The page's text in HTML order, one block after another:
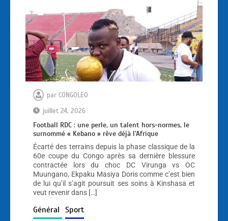
par CONGOLEO
juillet 24, 2026
Football RDC : une perle, un talent hors-normes, le
surnommé « Kebano » rêve déjà l’Afrique
Écarté des terrains depuis la phase classique de la
60e coupe du Congo après sa dernière blessure
contractée lors du choc DC Virunga vs OC
Muungano, Ekpaku Masiya Doris comme c’est bien
de lui qu’il s’agit poursuit ses soins à Kinshasa et
veut revenir dans […]
Général Sport